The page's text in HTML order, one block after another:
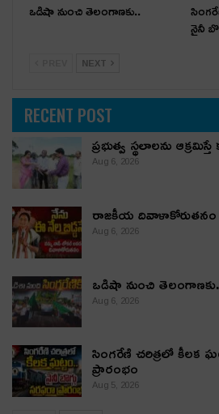
ఒడిషా నుంచి తెలంగాణ‌కు..
నైనీ
NEXT
RECENT POST
ప్రభుత్వ స్థలాలను
Aug 6, 2026
రాజకీయ దివాళాకోరుతనం
Aug 6, 2026
ఒడిషా నుంచి
Aug 6, 2026
సింగరేణి చరిత్రలో కీలక
ప్రారంభం
Aug 5, 2026